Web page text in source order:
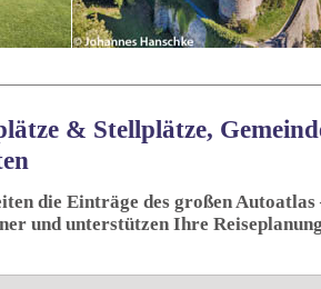
& Stellplätze,
die Einträge des großen
und unterstützen Ihre